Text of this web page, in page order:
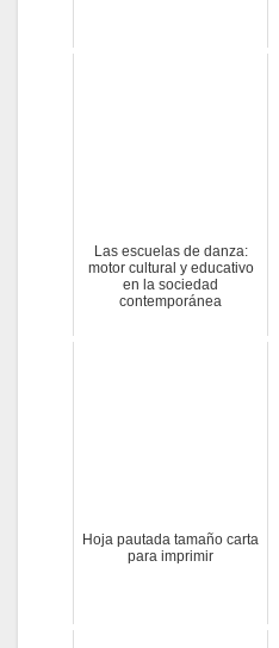
Las escuelas de danza:
motor cultural y educativo
en la sociedad
contemporánea
Hoja pautada tamaño carta
para imprimir